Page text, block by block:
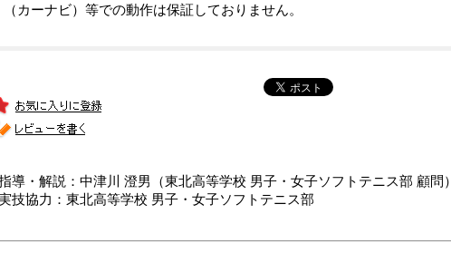
（カーナビ）等での動作は保証しておりません。
導・解説：中津川 澄男（東北高等学校 男子・女子ソフトテニス部 顧問）
技協力：東北高等学校 男子・女子ソフトテニス部